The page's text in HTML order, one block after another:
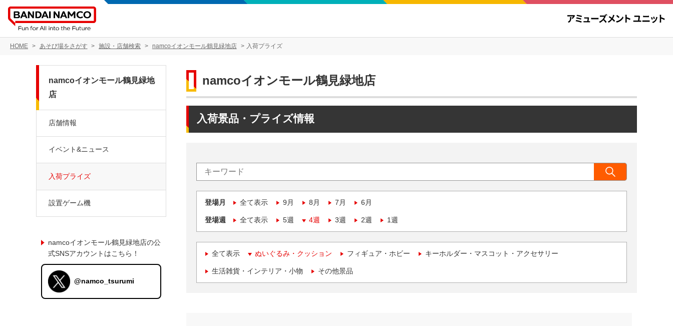
HOME あそび場をさがす 施設・店舗検索 namcoイオンモール鶴見緑地店 入荷プライズ
namcoイオンモール鶴見緑地店
入荷景品・プライズ情報
登場月 全て表示 9月 8月 7月 6月
登場週 全て表示 5週 4週 3週 2週 1週
全て表示 ぬいぐるみ・クッション フィギュア・ホビー キーホルダー・マスコット・アクセサリー
生活雑貨・インテリア・小物 その他景品
namcoイオンモール鶴見緑地
店
店舗情報
イベント&ニュース
入荷プライズ
設置ゲーム機
namcoイオンモール鶴見緑地店の公
式SNSアカウントはこちら！
@namco_tsurumi